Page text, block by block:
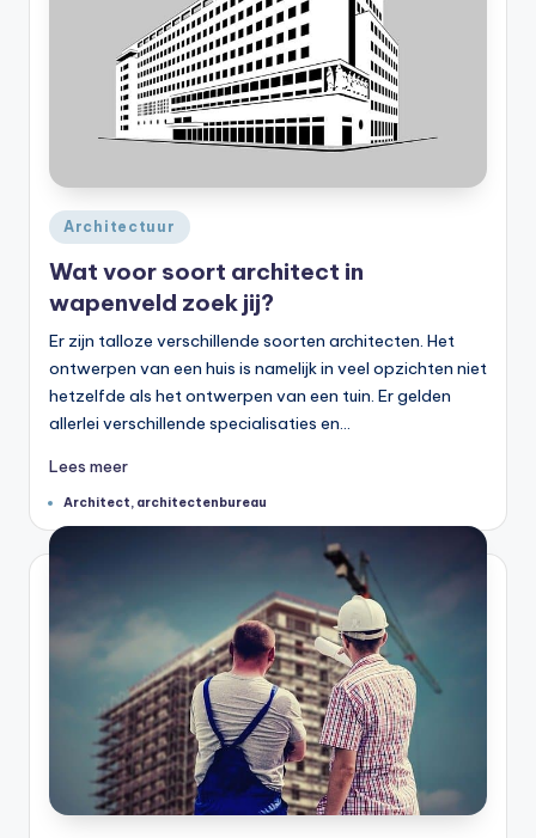
Geplaatst
in
Architectuur
Wat voor soort architect in
wapenveld zoek jij?
Er zijn talloze verschillende soorten architecten. Het
ontwerpen van een huis is namelijk in veel opzichten niet
hetzelfde als het ontwerpen van een tuin. Er gelden
allerlei verschillende specialisaties en…
Lees meer
Tags:
Architect, architectenbureau